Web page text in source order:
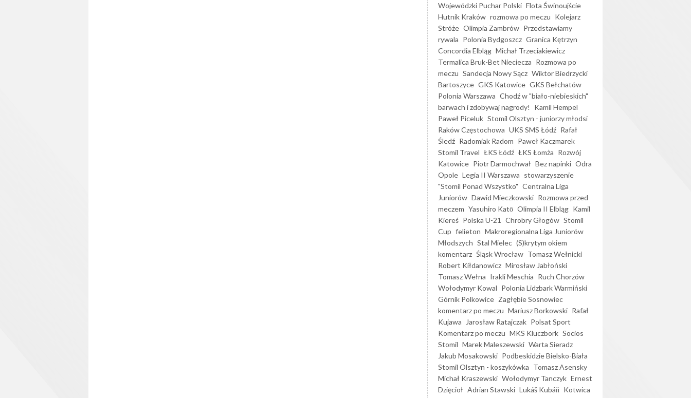
Wojewódzki Puchar Polski Flota Świnoujście
Hutnik Kraków rozmowa po meczu Kolejarz
Stróże Olimpia Zambrów Przedstawiamy
rywala Polonia Bydgoszcz Granica Kętrzyn
Concordia Elbląg Michał Trzeciakiewicz
Termalica Bruk-Bet Nieciecza Rozmowa po
meczu Sandecja Nowy Sącz Wiktor Biedrzycki
Bartoszyce GKS Katowice GKS Bełchatów
Polonia Warszawa Chodź w "biało-niebieskich"
barwach i zdobywaj nagrody!
Kamil Hempel
Paweł Piceluk Stomil Olsztyn - juniorzy młodsi
Raków Częstochowa UKS SMS Łódź Rafał
Śledź Radomiak Radom Paweł Kaczmarek
Stomil Travel ŁKS Łódź ŁKS Łomża Rozwój
Katowice Piotr Darmochwał Bez napinki Odra
Opole Legia II Warszawa stowarzyszenie
"Stomil Ponad Wszystko" Centralna Liga
Juniorów Dawid Mieczkowski Rozmowa przed
meczem Yasuhiro Katō Olimpia II Elbląg Kamil
Kiereś Polska U-21 Chrobry Głogów Stomil
Cup felieton Makroregionalna Liga Juniorów
Młodszych Stal Mielec (S)krytym okiem
komentarz Śląsk Wrocław Tomasz Wełnicki
Robert Kiłdanowicz Mirosław Jabłoński
Tomasz Wełna Irakli Meschia Ruch Chorzów
Wołodymyr Kowal Polonia Lidzbark Warmiński
Górnik Polkowice Zagłębie Sosnowiec
komentarz po meczu Mariusz Borkowski Rafał
Kujawa
Jarosław Ratajczak Polsat Sport
Komentarz po meczu MKS Kluczbork Socios
Stomil Marek Maleszewski Warta Sieradz
Jakub Mosakowski Podbeskidzie Bielsko-Biała
Stomil Olsztyn - koszykówka Tomasz Asensky
Michał Kraszewski Wołodymyr Tanczyk Ernest
Dzięcioł Adrian Stawski Lukáš Kubáň Kotwica